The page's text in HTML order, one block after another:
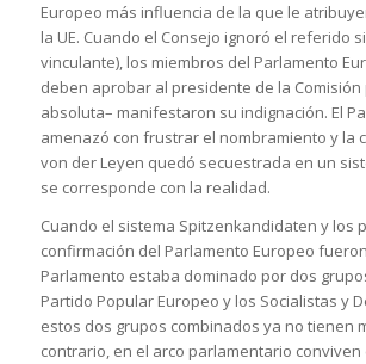
Europeo más influencia de la que le
la UE. Cuando el Consejo ignoró el referido
vinculante), los miembros del Parlamento
deben aprobar al presidente de la Comisión
absoluta– manifestaron su indignación. El
amenazó con frustrar el nombramiento y la
von der Leyen quedó secuestrada en un
se corresponde con la realidad.
Cuando el sistema Spitzenkandidaten y los
confirmación del Parlamento Europeo
Parlamento estaba dominado por dos
Partido Popular Europeo y los Socialistas y
estos dos grupos combinados ya no tienen
contrario, en el arco parlamentario conviven